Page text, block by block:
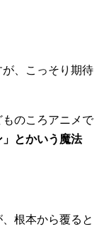
、こっそり期待
のころアニメで
とかいう魔法
根本から覆ると